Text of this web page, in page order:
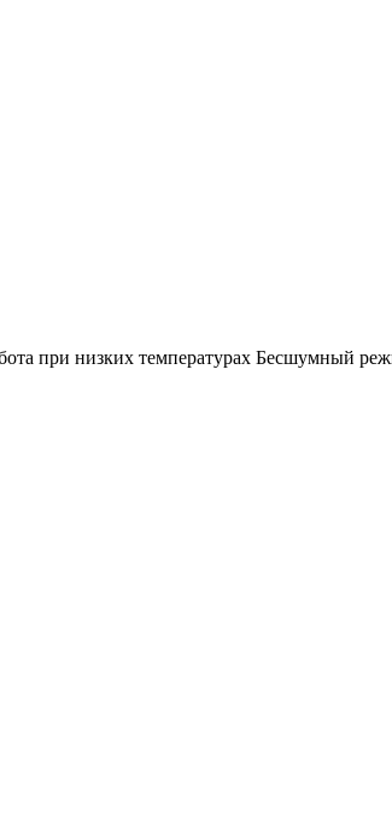
при низких температурах Бесшумный